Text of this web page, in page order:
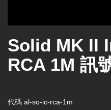
Solid MK II
RCA 1M 訊
代碼 al-so-ic-rca-1m